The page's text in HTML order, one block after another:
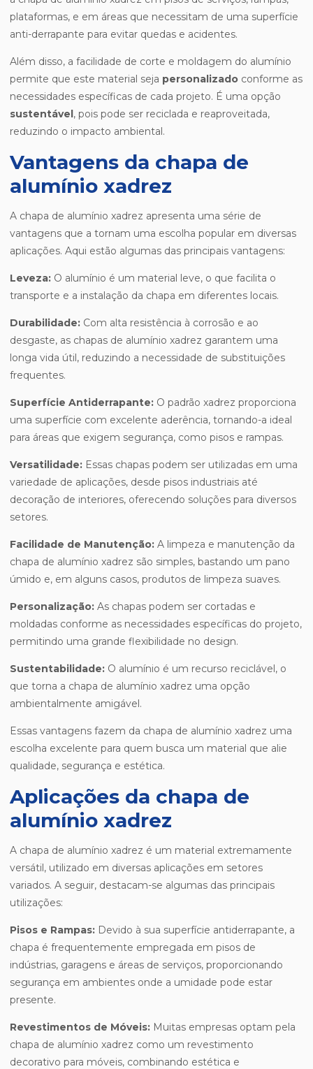
plataformas, e em áreas que necessitam de uma superfície
anti-derrapante para evitar quedas e acidentes.
Além disso, a facilidade de corte e moldagem do alumínio
permite que este material seja personalizado conforme as
necessidades específicas de cada projeto. É uma opção
sustentável, pois pode ser reciclada e reaproveitada,
reduzindo o impacto ambiental.
Vantagens da chapa de
alumínio xadrez
A chapa de alumínio xadrez apresenta uma série de
vantagens que a tornam uma escolha popular em diversas
aplicações. Aqui estão algumas das principais vantagens:
Leveza: O alumínio é um material leve, o que facilita o
transporte e a instalação da chapa em diferentes locais.
Durabilidade: Com alta resistência à corrosão e ao
desgaste, as chapas de alumínio xadrez garantem uma
longa vida útil, reduzindo a necessidade de substituições
frequentes.
Superfície Antiderrapante: O padrão xadrez proporciona
uma superfície com excelente aderência, tornando-a ideal
para áreas que exigem segurança, como pisos e rampas.
Versatilidade: Essas chapas podem ser utilizadas em uma
variedade de aplicações, desde pisos industriais até
decoração de interiores, oferecendo soluções para diversos
setores.
Facilidade de Manutenção: A limpeza e manutenção da
chapa de alumínio xadrez são simples, bastando um pano
úmido e, em alguns casos, produtos de limpeza suaves.
Personalização: As chapas podem ser cortadas e
moldadas conforme as necessidades específicas do projeto,
permitindo uma grande flexibilidade no design.
Sustentabilidade: O alumínio é um recurso reciclável, o
que torna a chapa de alumínio xadrez uma opção
ambientalmente amigável.
Essas vantagens fazem da chapa de alumínio xadrez uma
escolha excelente para quem busca um material que alie
qualidade, segurança e estética.
Aplicações da chapa de
alumínio xadrez
A chapa de alumínio xadrez é um material extremamente
versátil, utilizado em diversas aplicações em setores
variados. A seguir, destacam-se algumas das principais
utilizações:
Pisos e Rampas: Devido à sua superfície antiderrapante, a
chapa é frequentemente empregada em pisos de
indústrias, garagens e áreas de serviços, proporcionando
segurança em ambientes onde a umidade pode estar
presente.
Revestimentos de Móveis: Muitas empresas optam pela
chapa de alumínio xadrez como um revestimento
decorativo para móveis, combinando estética e